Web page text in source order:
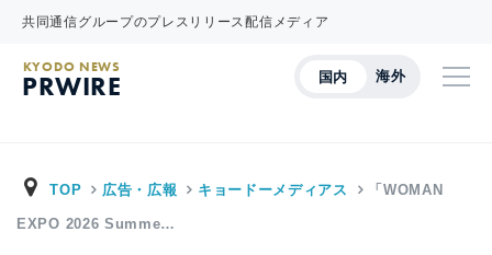
共同通信グループのプレスリリース配信メディア
国内 海外
KYODO NEWS
PRWIRE
TOP 広告・広報 キョードーメディアス 「WOMAN
EXPO 2026 Summe…